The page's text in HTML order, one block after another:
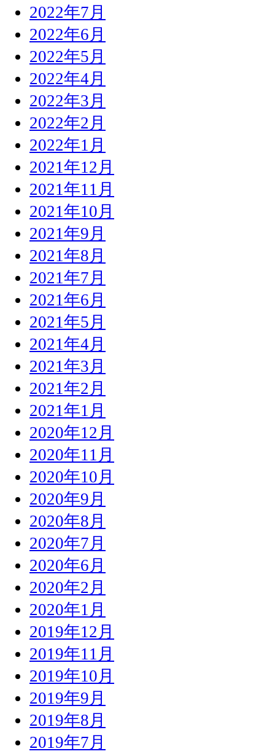
2022年7月
2022年6月
2022年5月
2022年4月
2022年3月
2022年2月
2022年1月
2021年12月
2021年11月
2021年10月
2021年9月
2021年8月
2021年7月
2021年6月
2021年5月
2021年4月
2021年3月
2021年2月
2021年1月
2020年12月
2020年11月
2020年10月
2020年9月
2020年8月
2020年7月
2020年6月
2020年2月
2020年1月
2019年12月
2019年11月
2019年10月
2019年9月
2019年8月
2019年7月